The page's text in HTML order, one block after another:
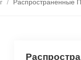
/ Распространенные